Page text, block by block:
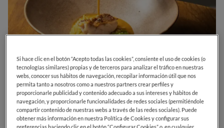
0 0 0 0 0
C. del Granito, 2028045MadridMadridEspaña
Si hace clic en el botón “Acepto todas las cookies”, consiente el uso de cookies (o
tecnologías similares) propias y de terceros para analizar el tráfico en nuestras
webs, conocer sus hábitos de navegación, recopilar información útil que nos
permita tanto a nosotros como a nuestros partners crear perfiles y
proporcionarle publicidad y contenido adecuado a sus intereses y hábitos de
navegación, y proporcionarle funcionalidades de redes sociales (permitiéndole
compartir contenido de nuestras webs a través de las redes sociales). Puede
obtener más información en nuestra Política de Cookies y configurar sus
preferencias haciendo clic en el botón “Configurar Cookies” o, en cualquier